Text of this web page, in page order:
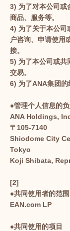
3) 为了对本公司或
商品、服务等。
4) 为了关于本公司
户咨询、申请使用
接。
5) 为了本公司或共
交易。
6) 为了ANA集团的
●管理个人信息的
ANA Holdings,
〒105-7140
Shiodome City
Tokyo
Koji Shibata,
[2]
●共同使用者的范围
EAN.com LP
●共同使用的项目